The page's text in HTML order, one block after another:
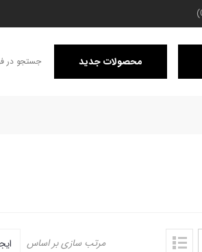
محصولات جدید
مرتب سازی بر اساس